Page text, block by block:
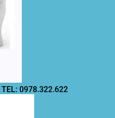
TEL: 0978.322.622